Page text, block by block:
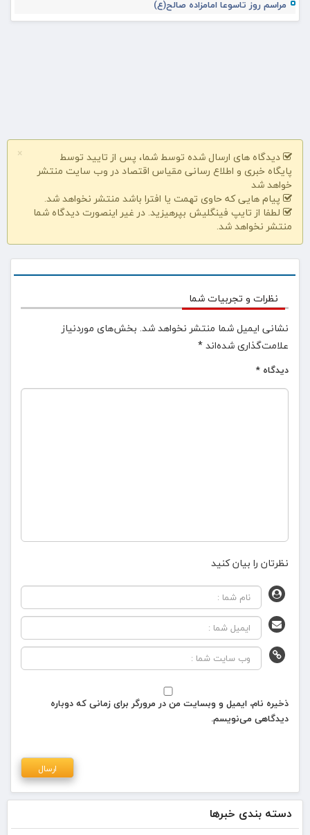
مراسم روز تاسوعا امامزاده صالح(ع)
×
دیدگاه های ارسال شده توسط شما، پس از تایید توسط
پایگاه خبری و اطلاع رسانی مقیاس اقتصاد در وب سایت منتشر
خواهد شد
پیام هایی که حاوی تهمت یا افترا باشد منتشر نخواهد شد.
لطفا از تایپ فینگلیش بپرهیزید. در غیر اینصورت دیدگاه شما
منتشر نخواهد شد.
نظرات و تجربیات شما
نشانی ایمیل شما منتشر نخواهد شد. بخش‌های موردنیاز
علامت‌گذاری شده‌اند*
دیدگاه *
نظرتان را بیان کنید
ذخیره نام، ایمیل و وبسایت من در مرورگر برای زمانی که دوباره
دیدگاهی می‌نویسم.
دسته بندی خبرها